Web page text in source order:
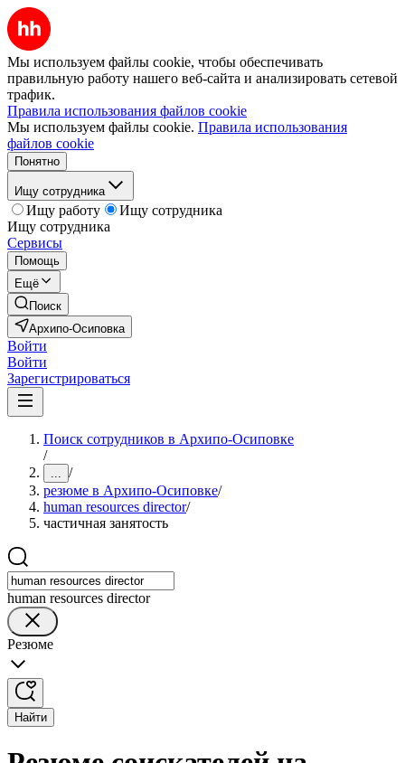
Мы используем файлы cookie, чтобы обеспечивать
правильную работу нашего веб-сайта и анализировать сетевой
трафик.
Правила использования файлов cookie
Мы используем файлы cookie. Правила использования
файлов cookie
Понятно
Ищу сотрудника
Ищу работу
Ищу сотрудника
Ищу сотрудника
Сервисы
Помощь
Ещё
Поиск
Архипо-Осиповка
Войти
Войти
Зарегистрироваться
Поиск сотрудников в Архипо-Осиповке
/
... /
резюме в Архипо-Осиповке/
human resources director/
частичная занятость
human resources director
Резюме
Найти